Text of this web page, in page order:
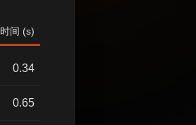
时间 (s)
0.34
0.65